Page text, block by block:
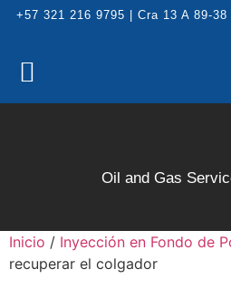
+57 321 216 9795 | Cra 13 A 89-
Oil and Gas
Inicio / Inyección en Fondo de
recuperar el colgador